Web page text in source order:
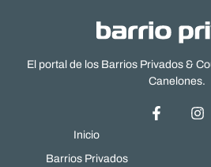
El portal de los Barrios Privados &
Canelones.
Inicio
Barrios Privados